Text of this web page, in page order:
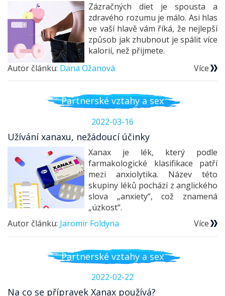
Zázračných diet je spousta a
zdravého rozumu je málo. Asi hlas
ve vaší hlavě vám říká, že nejlepší
způsob jak zhubnout je spálit více
kalorií, než přijmete.
Autor článku: Dana Ožanová Více
Partnerské vztahy a sex
2022-03-16
Užívání xanaxu, nežádoucí účinky
Xanax je lék, který podle
farmakologické klasifikace patří
mezi anxiolytika. Název této
skupiny léků pochází z anglického
slova „anxiety“, což znamená
„úzkost“.
Autor článku: Jaromir Foldyna Více
Partnerské vztahy a sex
2022-02-22
Na co se přípravek Xanax používá?